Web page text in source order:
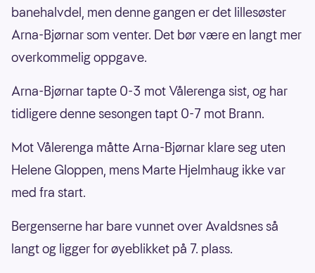
banehalvdel, men denne gangen er det lillesøster
Arna-Bjørnar som venter. Det bør være en langt mer
overkommelig oppgave.
Arna-Bjørnar tapte 0-3 mot Vålerenga sist, og har
tidligere denne sesongen tapt 0-7 mot Brann.
Mot Vålerenga måtte Arna-Bjørnar klare seg uten
Helene Gloppen, mens Marte Hjelmhaug ikke var
med fra start.
Bergenserne har bare vunnet over Avaldsnes så
langt og ligger for øyeblikket på 7. plass.